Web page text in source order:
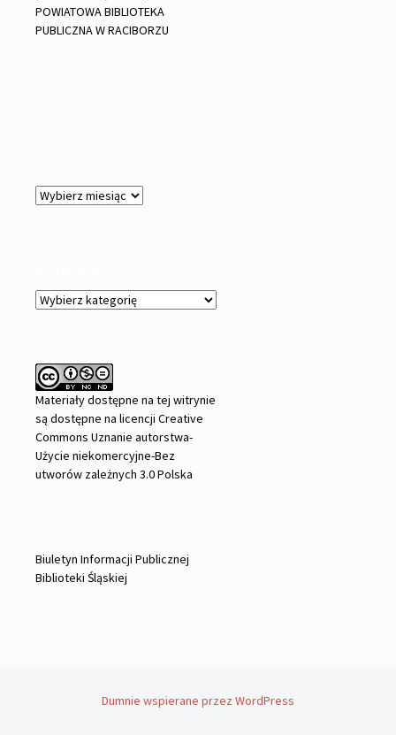
POWIATOWA BIBLIOTEKA
PUBLICZNA W RACIBORZU
Archiwa
Kategorie
Materiały dostępne na tej witrynie
są dostępne na licencji Creative
Commons Uznanie autorstwa-
Użycie niekomercyjne-Bez
utworów zależnych 3.0 Polska
Biuletyn Informacji Publicznej
Biblioteki Śląskiej
Dumnie wspierane przez WordPress